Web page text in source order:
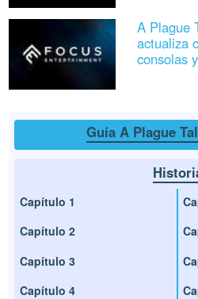
A Plague
actualiza
consolas
Guía A Plague
Capítulo 1
Capítulo 2
Capítulo 3
Capítulo 4